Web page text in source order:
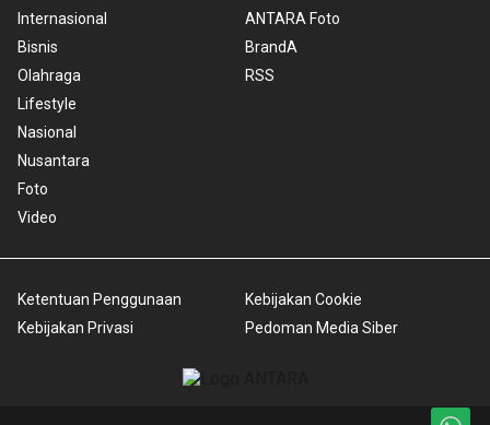
Internasional
Bisnis
Olahraga
Lifestyle
Nasional
Nusantara
Foto
Video
ANTARA Foto
BrandA
RSS
Ketentuan Penggunaan
Kebijakan Privasi
Kebijakan Cookie
Pedoman Media Siber